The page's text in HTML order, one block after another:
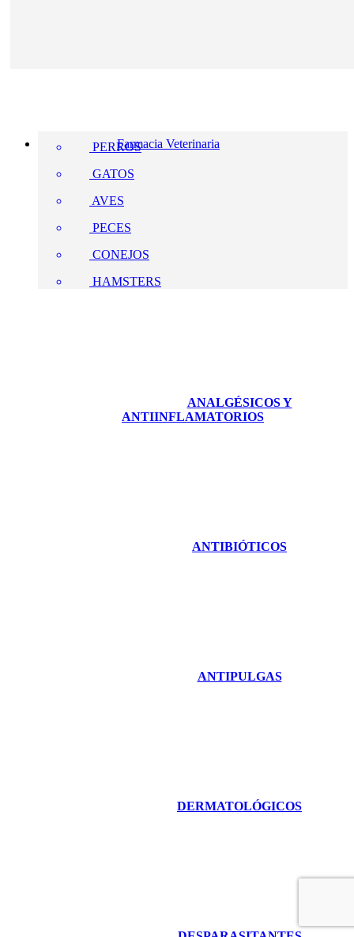
Farmacia Veterinaria
PERROS
GATOS
AVES
PECES
CONEJOS
HAMSTERS
ANALGÉSICOS Y
ANTIINFLAMATORIOS
ANTIBIÓTICOS
ANTIPULGAS
DERMATOLÓGICOS